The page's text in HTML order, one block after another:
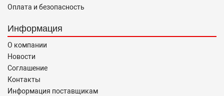
Оплата и безопасность
Информация
О компании
Новости
Соглашение
Контакты
Информация поставщикам